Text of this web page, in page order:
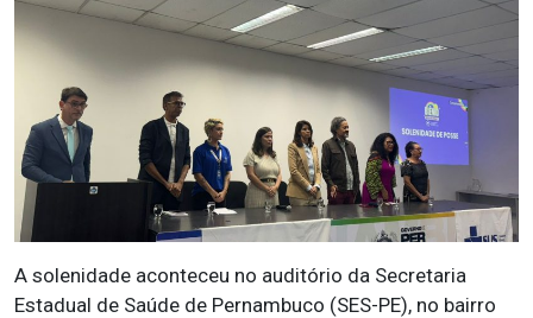
A solenidade aconteceu no auditório da Secretaria
Estadual de Saúde de Pernambuco (SES-PE), no bairro